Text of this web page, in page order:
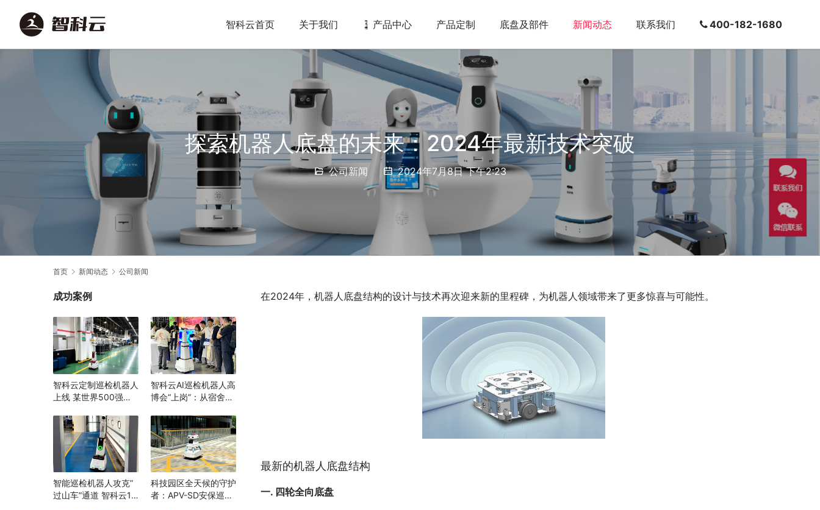
智科云首页 关于我们 产品中心 产品定制 底盘及部件 新闻动态 联系我们 400-182-1680
探索机器人底盘的未来：2024年最新技术突破
公司新闻 2024年7月8日 下午2:23
首页 新闻动态 公司新闻
在2024年，机器人底盘结构的设计与技术再次迎来新的里程碑，为机器人领域带来了更多惊喜与可能性。
最新的机器人底盘结构
一. 四轮全向底盘
成功案例
智科云定制巡检机器人
上线 某世界500强企
隐患，辅助生产管理
智科云AI巡检机器人高
博会“上岗”：从宿舍到
完“最后一公里”
智能巡检机器人攻克”
过山车”通道 智科云1.8
科技园区全天候的守护
者：APV-SD安保巡逻